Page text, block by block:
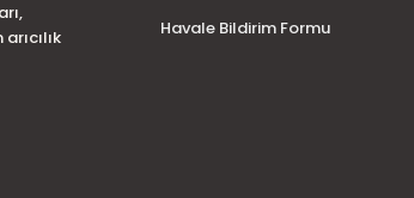
Havale Bildirim Formu